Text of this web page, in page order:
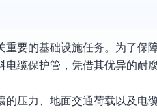
要的基础设施任务。为了保
缆保护管，凭借其优异的耐
压力、地面交通荷载以及电